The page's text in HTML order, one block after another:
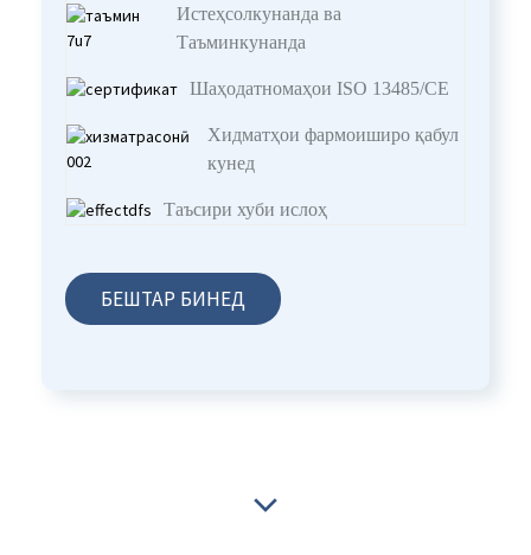
Истеҳсолкунанда ва
Таъминкунанда
Шаҳодатномаҳои ISO 13485/CE
Хидматҳои фармоиширо қабул
кунед
Таъсири хуби ислоҳ
БЕШТАР БИНЕД